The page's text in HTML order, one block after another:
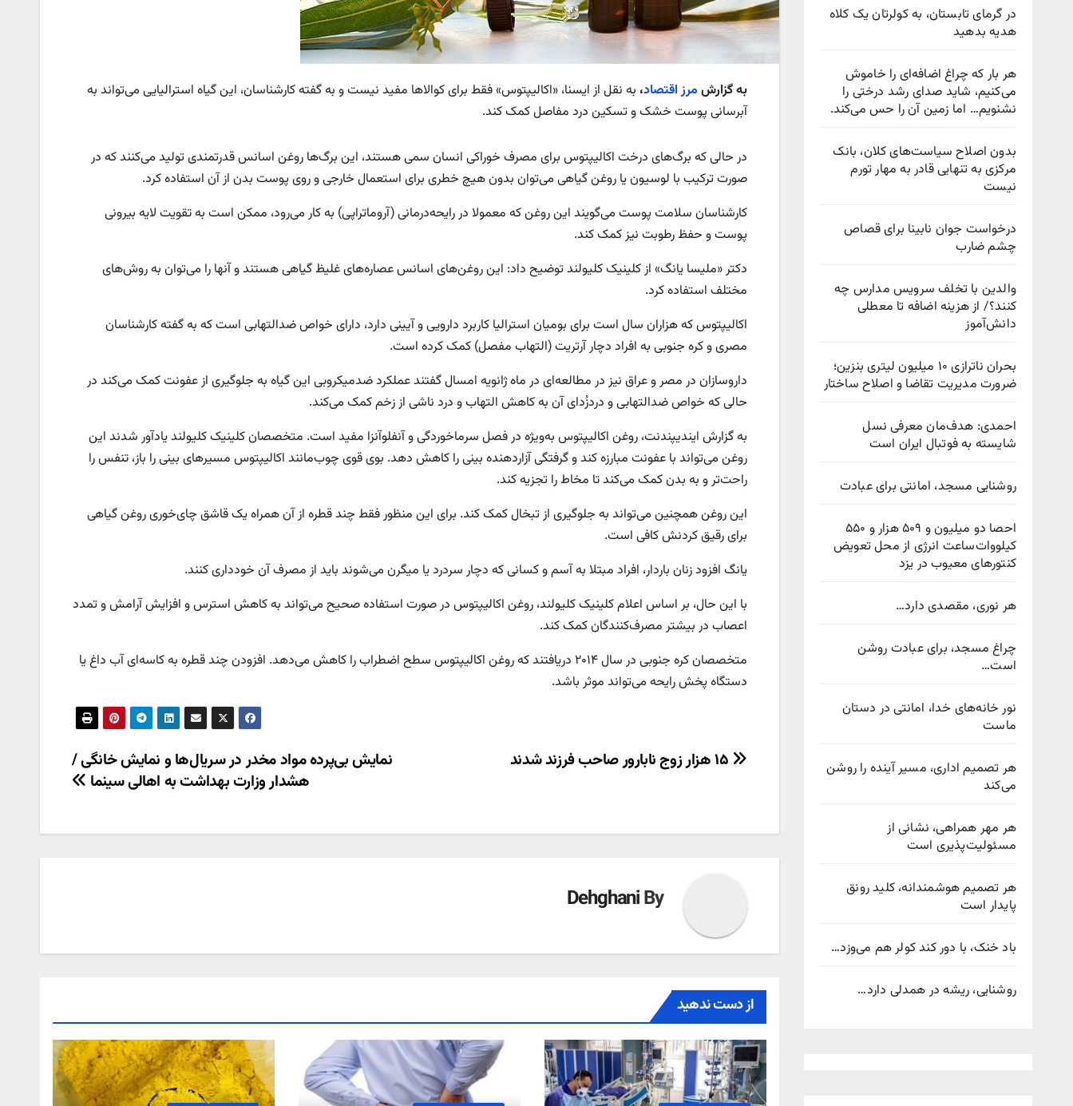
در گرمای تابستان، به کولرتان یک کلاه
هدیه بدهید
هر بار که چراغ اضافه‌ای را خاموش
می‌کنیم، شاید صدای رشد درختی را
نشنویم… اما زمین آن را حس می‌کند.
بدون اصلاح سیاست‌های کلان، بانک
مرکزی به تنهایی قادر به مهار تورم
نیست
درخواست جوان نابینا برای قصاص
چشم ضارب
والدین با تخلف سرویس مدارس چه
کنند؟/ از هزینه اضافه تا معطلی
دانش‌آموز
بحران ناترازی ۱۰ میلیون لیتری بنزین؛
ضرورت مدیریت تقاضا و اصلاح ساختار
احمدی: هدف‌مان معرفی نسل
شایسته به فوتبال ایران است
روشنایی مسجد، امانتی برای عبادت
احصا دو میلیون و ۵۰۹ هزار و ۵۵۰
کیلووات‌ساعت انرژی از محل تعویض
کنتورهای معیوب در یزد
هر نوری، مقصدی دارد…
چراغ مسجد، برای عبادت روشن
است…
نور خانه‌های خدا، امانتی در دستان
ماست
هر تصمیم اداری، مسیر آینده را روشن
می‌کند
هر مهر همراهی، نشانی از
مسئولیت‌پذیری است
هر تصمیم هوشمندانه، کلید رونق
پایدار است
باد خنک، با دور کند کولر هم می‌وزد…
روشنایی، ریشه در همدلی دارد…
به گزارش مرز اقتصاد، به نقل از ایسنا، «اکالیپتوس» فقط برای کوالاها مفید نیست و به گفته کارشناسان، این گیاه استرالیایی می‌تواند به
آبرسانی پوست خشک و تسکین درد مفاصل کمک کند.
در حالی که برگ‌های درخت اکالیپتوس برای مصرف خوراکی انسان سمی‌ هستند، این برگ‌ها روغن اسانس قدرتمندی تولید می‌کنند که در
صورت ترکیب با لوسیون یا روغن‌ گیاهی می‌توان بدون هیچ خطری برای استعمال خارجی و روی پوست بدن از آن استفاده کرد.
کارشناسان سلامت پوست می‌گویند این روغن که معمولا در رایحه‌درمانی (آروماتراپی) به کار می‌رود، ممکن است به تقویت لایه بیرونی
پوست و حفظ رطوبت نیز کمک کند.
دکتر «ملیسا یانگ» از کلینیک کلیولند توضیح داد: این روغن‌های اسانس عصاره‌های غلیظ گیاهی‌ هستند و آنها را می‌توان به روش‌های
مختلف استفاده کرد.
اکالیپتوس که هزاران سال است برای بومیان استرالیا کاربرد دارویی و آیینی دارد، دارای خواص ضدالتهابی است که به گفته‌ کارشناسان
مصری و کره‌ جنوبی به افراد دچار آرتریت (التهاب مفصل) کمک کرده است.
داروسازان در مصر و عراق نیز در مطالعه‌ای در ماه ژانویه امسال گفتند عملکرد ضدمیکروبی این گیاه به جلوگیری از عفونت کمک می‌کند در
حالی که خواص ضدالتهابی و دردزُدای آن به کاهش التهاب و درد ناشی از زخم‌ کمک می‌کند.
به گزارش ایندیپندنت، روغن اکالیپتوس به‌ویژه در فصل سرماخوردگی و آنفلوآنزا مفید است. متخصصان کلینیک کلیولند یادآور شدند این
روغن می‌تواند با عفونت مبارزه کند و گرفتگی آزاردهنده بینی را کاهش دهد. بوی قوی چوب‌مانند اکالیپتوس مسیرهای بینی را باز، تنفس را
راحت‌تر و به بدن کمک می‌کند تا مخاط را تجزیه کند.
این روغن همچنین می‌تواند به جلوگیری از تبخال‌ کمک کند. برای این منظور فقط چند قطره از آن همراه یک قاشق چای‌خوری روغن گیاهی
برای رقیق کردنش کافی است.
یانگ افزود زنان باردار، افراد مبتلا به آسم و کسانی که دچار سردرد یا میگرن می‌شوند باید از مصرف آن‌ خودداری کنند.
با این حال، بر اساس اعلام کلینیک کلیولند، روغن اکالیپتوس در صورت استفاده صحیح می‌تواند به کاهش استرس و افزایش آرامش و تمدد
اعصاب در بیشتر مصرف‌کنندگان کمک کند.
متخصصان کره‌ جنوبی در سال ۲۰۱۴ دریافتند که روغن اکالیپتوس سطح اضطراب را کاهش می‌دهد. افزودن چند قطره به کاسه‌ای آب داغ یا
دستگاه پخش‌ رایحه می‌تواند موثر باشد.
راهبری
نمایش بی‌پرده مواد مخدر در سریال‌ها و نمایش خانگی /
هشدار وزارت بهداشت به اهالی سینما
By
Dehghani
از دست ندهید